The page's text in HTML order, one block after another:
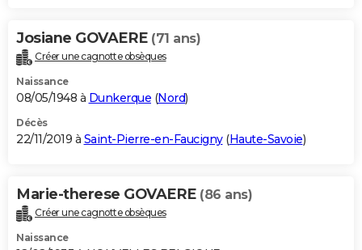
Josiane GOVAERE (71 ans)
Créer une cagnotte obsèques
Naissance
08/05/1948 à Dunkerque (Nord)
Décès
22/11/2019 à Saint-Pierre-en-Faucigny(Haute-Savoie)
Marie-therese GOVAERE (86 ans)
Créer une cagnotte obsèques
Naissance